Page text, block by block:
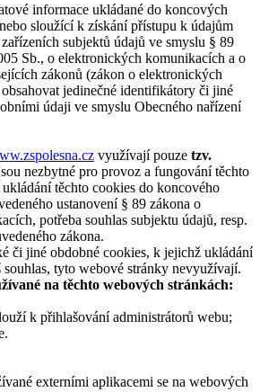
informace ukládané do koncových
sloužící k získání přístupu k údajům
subjektů údajů ve smyslu § 89
Sb., o elektronických komunikacích a o
zákonů (zákon o elektronických
jedinečné identifikátory či jiné
údaji ve smyslu Obecného nařízení
využívají pouze tzv.
nezbytné pro provoz a fungování těchto
těchto cookies do koncového
ustanovení § 89 zákona o
potřeba souhlas subjektu údajů, resp.
zákona.
či jiné obdobné cookies, k jejichž ukládání
tyto webové stránky nevyužívají.
na těchto webových stránkách:
k přihlašování administrátorů webu;
externími aplikacemi se na webových